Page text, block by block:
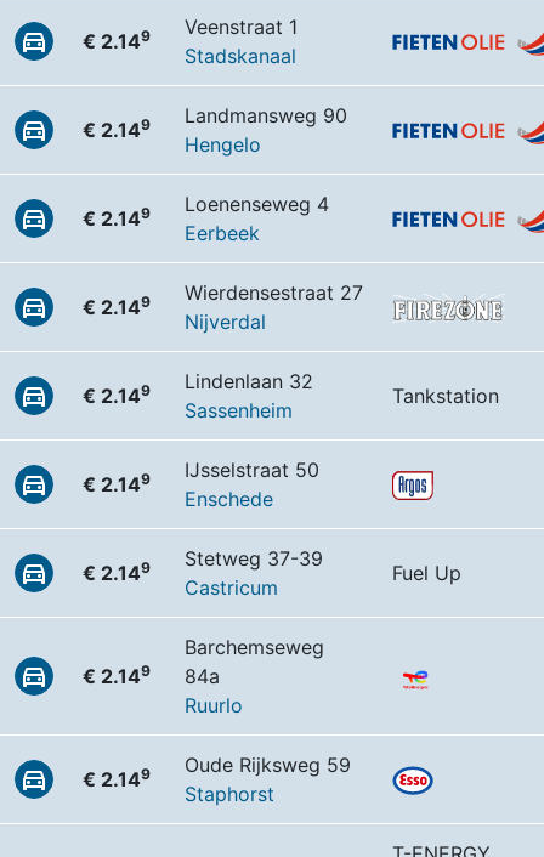
€ 2.149
Veenstraat 1
Stadskanaal
€ 2.149
Landmansweg 90
Hengelo
€ 2.149
Loenenseweg 4
Eerbeek
€ 2.149
Wierdensestraat 27
Nijverdal
€ 2.149
Lindenlaan 32
Sassenheim
Tankstation
€ 2.149
IJsselstraat 50
Enschede
€ 2.149
Stetweg 37-39
Castricum
Fuel Up
€ 2.149
Barchemseweg
84a
Ruurlo
€ 2.149
Oude Rijksweg 59
Staphorst